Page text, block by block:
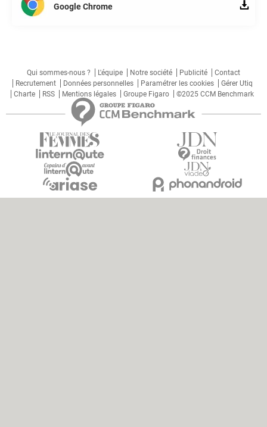
Google Chrome
Qui sommes-nous ? L'équipe Notre société Publicité
Contact
Recrutement
Données personnelles Paramétrer les cookies
Gérer Utiq
Charte
RSS Mentions légales Groupe Figaro ©2025 CCM Benchmark